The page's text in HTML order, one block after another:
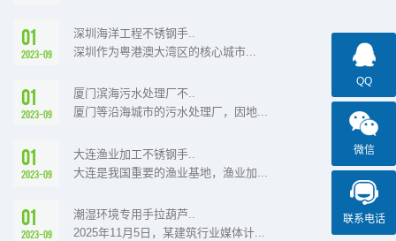
01
2023-09
深圳海洋工程不锈钢手..
深圳作为粤港澳大湾区的核心城市...
01
2023-09
厦门滨海污水处理厂不..
厦门等沿海城市的污水处理厂，因地...
01
2023-09
大连渔业加工不锈钢手..
大连是我国重要的渔业基地，渔业加...
01
2023-09
潮湿环境专用手拉葫芦..
2025年11月5日，某建筑行业媒体计...
QQ
微信
联系电话